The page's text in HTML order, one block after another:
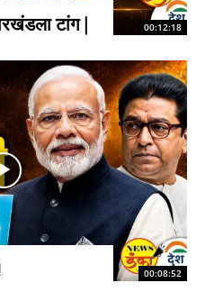
00:12:18
टांग |
00:08:52